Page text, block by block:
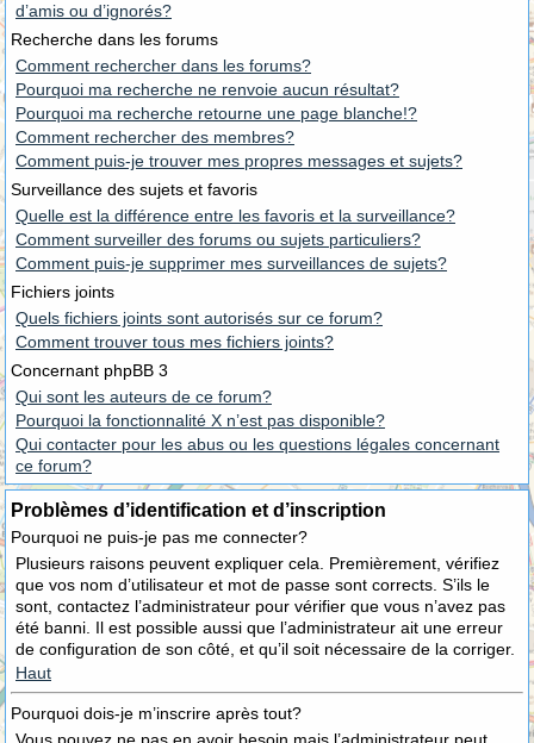
d’amis ou d’ignorés?
Recherche dans les forums
Comment rechercher dans les forums?
Pourquoi ma recherche ne renvoie aucun résultat?
Pourquoi ma recherche retourne une page blanche!?
Comment rechercher des membres?
Comment puis-je trouver mes propres messages et sujets?
Surveillance des sujets et favoris
Quelle est la différence entre les favoris et la surveillance?
Comment surveiller des forums ou sujets particuliers?
Comment puis-je supprimer mes surveillances de sujets?
Fichiers joints
Quels fichiers joints sont autorisés sur ce forum?
Comment trouver tous mes fichiers joints?
Concernant phpBB 3
Qui sont les auteurs de ce forum?
Pourquoi la fonctionnalité X n’est pas disponible?
Qui contacter pour les abus ou les questions légales concernant
ce forum?
Problèmes d’identification et d’inscription
Pourquoi ne puis-je pas me connecter?
Plusieurs raisons peuvent expliquer cela. Premièrement, vérifiez
que vos nom d’utilisateur et mot de passe sont corrects. S’ils le
sont, contactez l’administrateur pour vérifier que vous n’avez pas
été banni. Il est possible aussi que l’administrateur ait une erreur
de configuration de son côté, et qu’il soit nécessaire de la corriger.
Haut
Pourquoi dois-je m’inscrire après tout?